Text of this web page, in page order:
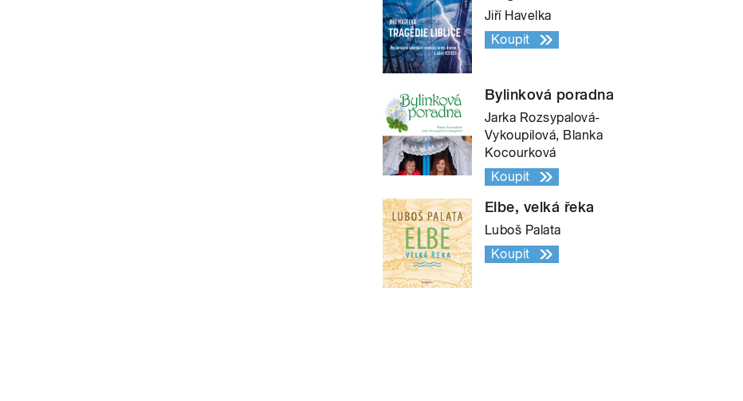
Jiří Havelka
Koupit
Bylinková poradna
Jarka Rozsypalová-
Vykoupilová, Blanka
Kocourková
Koupit
Elbe, velká řeka
Luboš Palata
Koupit